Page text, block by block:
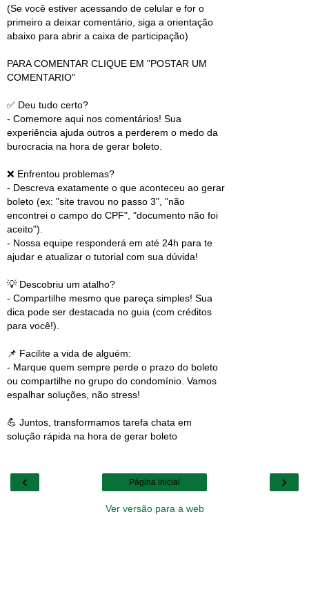
(Se você estiver acessando de celular e for o
primeiro a deixar comentário, siga a orientação
abaixo para abrir a caixa de participação)
PARA COMENTAR CLIQUE EM "POSTAR UM
COMENTARIO"
✅ Deu tudo certo?
- Comemore aqui nos comentários! Sua
experiência ajuda outros a perderem o medo da
burocracia na hora de gerar boleto.
❌ Enfrentou problemas?
- Descreva exatamente o que aconteceu ao gerar
boleto (ex: "site travou no passo 3", "não
encontrei o campo do CPF", "documento não foi
aceito").
- Nossa equipe responderá em até 24h para te
ajudar e atualizar o tutorial com sua dúvida!
💡 Descobriu um atalho?
- Compartilhe mesmo que pareça simples! Sua
dica pode ser destacada no guia (com créditos
para você!).
📌 Facilite a vida de alguém:
- Marque quem sempre perde o prazo do boleto
ou compartilhe no grupo do condomínio. Vamos
espalhar soluções, não stress!
💪 Juntos, transformamos tarefa chata em
solução rápida na hora de gerar boleto
‹ ›
Página inicial
Ver versão para a web